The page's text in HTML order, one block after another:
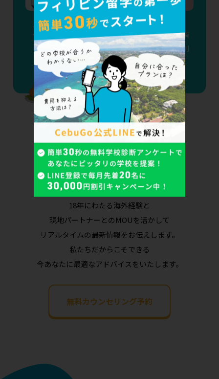
3rd
その他 渡航準備 語学学習
アメリカ学生ビザから「期限なし」が消
える——2026年9月15日、F-1ビザD/S制
度廃止で変わる7つのポイント
カウンセラーへ今すぐ相談
18年にわたる海外経験と
現地パートナーとのMOUを活かして
リアルタイムの最新情報をお伝えします。
私たちだからこそできる
今あなたに最適なアドバイスをいたします。
無料カウンセリング予約